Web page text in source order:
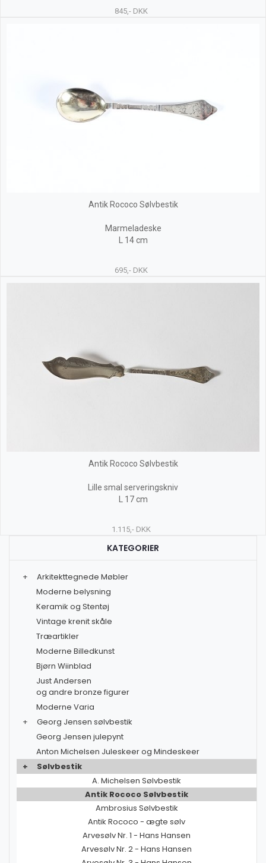
845,- DKK
Antik Rococo Sølvbestik
Marmeladeske
L 14 cm
695,- DKK
Antik Rococo Sølvbestik
Lille smal serveringskniv
L 17 cm
1.115,- DKK
KATEGORIER
+
Arkitekttegnede Møbler
Moderne belysning
Keramik og Stentøj
Vintage krenit skåle
Træartikler
Moderne Billedkunst
Bjørn Wiinblad
Just Andersen
og andre bronze figurer
Moderne Varia
+
Georg Jensen sølvbestik
Georg Jensen julepynt
Anton Michelsen Juleskeer og Mindeskeer
+
Sølvbestik
A. Michelsen Sølvbestik
Antik Rococo Sølvbestik
Ambrosius Sølvbestik
Antik Rococo - ægte sølv
Arvesølv Nr. 1 - Hans Hansen
Arvesølv Nr. 2 - Hans Hansen